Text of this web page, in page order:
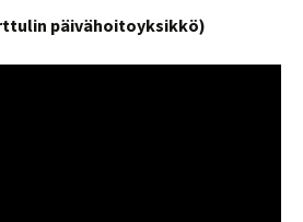
päivähoitoyksikkö)